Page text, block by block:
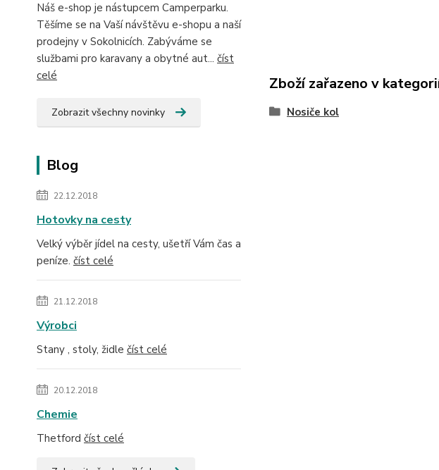
Náš e-shop je nástupcem Camperparku.
Těšíme se na Vaší návštěvu e-shopu a naší
prodejny v Sokolnicích. Zabýváme se
službami pro karavany a obytné aut... číst
celé
Zobrazit všechny novinky
Blog
22.12.2018
Hotovky na cesty
Velký výběr jídel na cesty, ušetří Vám čas a
peníze. číst celé
21.12.2018
Výrobci
Stany , stoly, židle číst celé
20.12.2018
Chemie
Thetford číst celé
Zboží zařazeno v
Nosiče kol